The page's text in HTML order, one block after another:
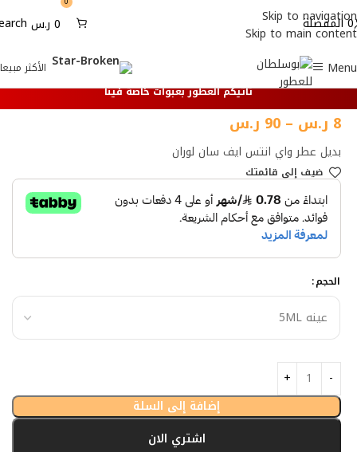
Skip to navigation
Skip to main content
0 المفضلة 0 ر.س
Menu
الأكثر مبيعا
تأتيكم العطور بعبوات خاصة فينا
بديل عطر واي انتس ايف سان لوران
8 ر.س –
90 ر.س
ضيف إلي قائمتك
الحجم
إضافة إلى السلة
اشتري الان